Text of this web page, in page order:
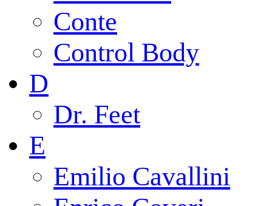
Conte
Control Body
D
Dr. Feet
E
Emilio Cavallini